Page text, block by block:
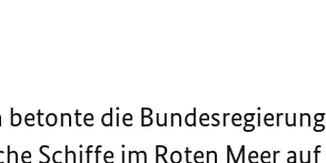
die
Schiffe im Roten Meer auf